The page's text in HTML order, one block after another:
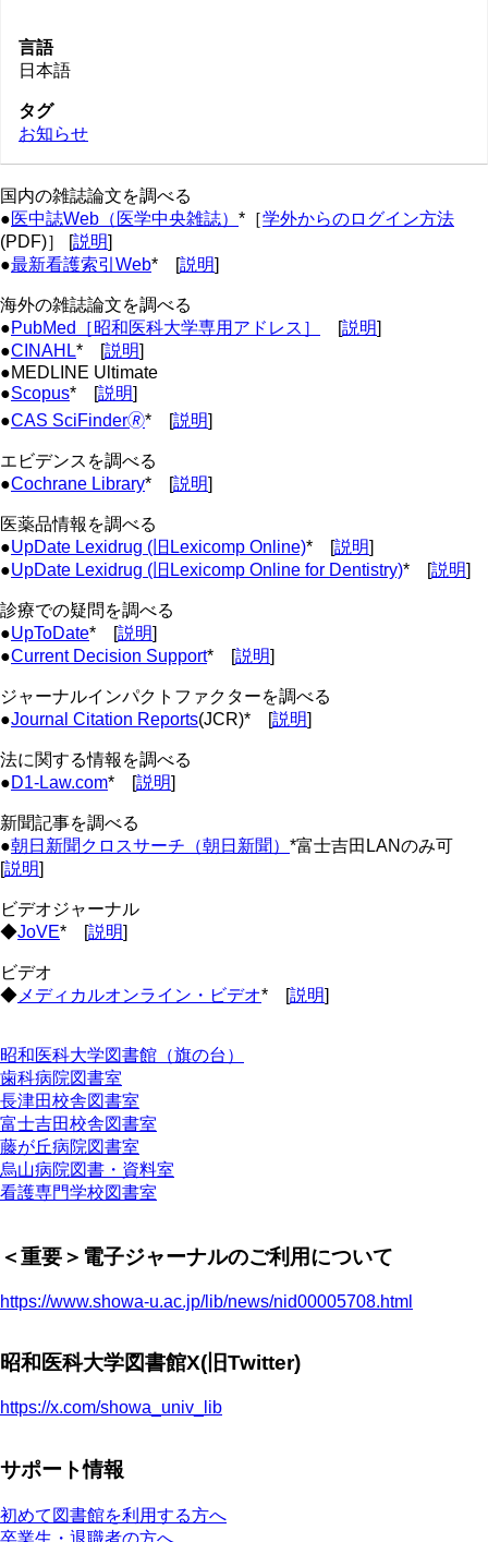
言語
日本語
タグ
お知らせ
国内の雑誌論文を調べる
●医中誌Web（医学中央雑誌） *［学外からのログイン方法
(PDF)］ [説明]
●最新看護索引Web* [説明]
海外の雑誌論文を調べる
●PubMed［昭和医科大学専用アドレス］ [説明]
●CINAHL* [説明]
●MEDLINE Ultimate
●Scopus* [説明]
●CAS SciFinder🄬* [説明]
エビデンスを調べる
●Cochrane Library* [説明]
医薬品情報を調べる
●UpDate Lexidrug (旧Lexicomp Online)* [説明]
●UpDate Lexidrug (旧Lexicomp Online for Dentistry)* [説明]
診療での疑問を調べる
●UpToDate* [説明]
●Current Decision Support* [説明]
ジャーナルインパクトファクターを調べる
●Journal Citation Reports(JCR)* [説明]
法に関する情報を調べる
●D1-Law.com* [説明]
新聞記事を調べる
●朝日新聞クロスサーチ（朝日新聞） *富士吉田LANのみ可
[説明]
ビデオジャーナル
◆JoVE* [説明]
ビデオ
◆ メディカルオンライン・ビデオ* [説明]
昭和医科大学図書館（旗の台）
歯科病院図書室
長津田校舎図書室
富士吉田校舎図書室
藤が丘病院図書室
烏山病院図書・資料室
看護専門学校図書室
＜重要＞電子ジャーナルのご利用について
https://www.showa-u.ac.jp/lib/news/nid00005708.html
昭和医科大学図書館X(旧Twitter)
https://x.com/showa_univ_lib
サポート情報
初めて図書館を利用する方へ
卒業生・退職者の方へ